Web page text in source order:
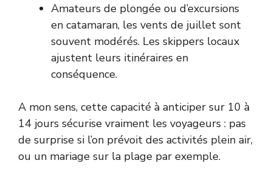
Amateurs de plongée ou d’excursions
en catamaran, les vents de juillet sont
souvent modérés. Les skippers locaux
ajustent leurs itinéraires en
conséquence.
A mon sens, cette capacité à anticiper sur 10 à
14 jours sécurise vraiment les voyageurs : pas
de surprise si l’on prévoit des activités plein air,
ou un mariage sur la plage par exemple.